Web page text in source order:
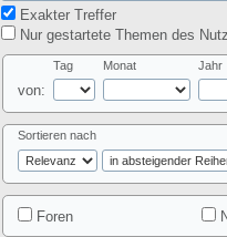
Exakter Treffer
Nur gestartete Themen des
von:
Tag Monat Jahr
Sortieren nach
Foren